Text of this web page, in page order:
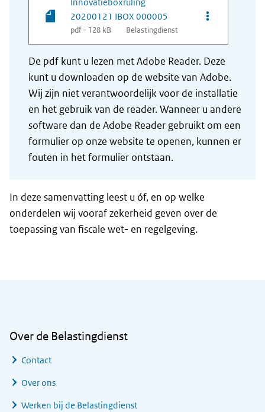
20200121 IBOX 000005
pdf - 128 kB Belastingdienst
Opties van
De pdf kunt u lezen met Adobe Reader. Deze
kunt u downloaden op de website van Adobe.
Wij zijn niet verantwoordelijk voor de installatie
en het gebruik van de reader. Wanneer u andere
software dan de Adobe Reader gebruikt om een
formulier op onze website te openen, kunnen er
fouten in het formulier ontstaan.
In deze samenvatting leest u óf, en op welke
onderdelen wij vooraf zekerheid geven over de
toepassing van fiscale wet- en regelgeving.
Over de Belastingdienst
Contact
Over ons
Werken bij de Belastingdienst